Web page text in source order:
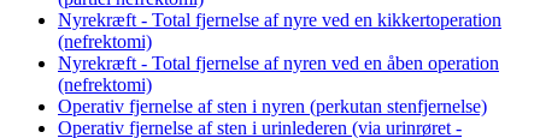
Nyrekræft - Total fjernelse af nyre ved en kikkertoperation
(nefrektomi)
Nyrekræft - Total fjernelse af nyren ved en åben operation
(nefrektomi)
Operativ fjernelse af sten i nyren (perkutan stenfjernelse)
Operativ fjernelse af sten i urinlederen (via urinrøret -